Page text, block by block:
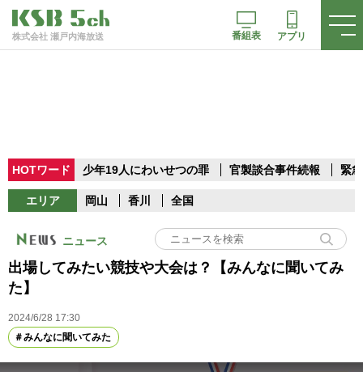
株式会社 瀬戸内海放送 番組表 アプリ
HOTワード 少年19人にわいせつの罪 官製談合事件続報 緊
エリア 岡山 香川 全国
ニュース
出場してみたい競技や大会は？【みんなに聞いてみ
た】
2024/6/28 17:30
みんなに聞いてみた